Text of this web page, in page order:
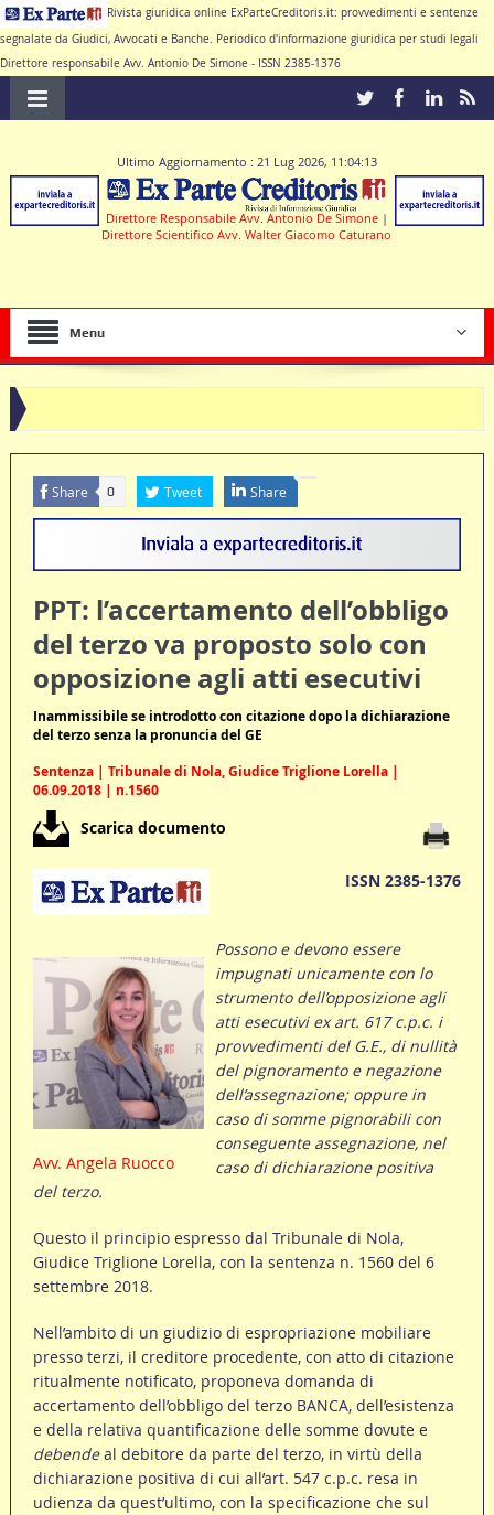
Rivista giuridica online ExParteCreditoris.it: provvedimenti e sentenze
segnalate da Giudici, Avvocati e Banche. Periodico d'informazione giuridica per studi legali
Direttore responsabile Avv. Antonio De Simone - ISSN 2385-1376
Ultimo Aggiornamento : 21 Lug 2026, 11:04:13
Direttore Responsabile Avv. Antonio De Simone |
Direttore Scientifico Avv. Walter Giacomo Caturano
Menu
nulle deve produrre il contratto di conto corrente
Share 0 Tweet Share
PPT: l’accertamento dell’obbligo
del terzo va proposto solo con
opposizione agli atti esecutivi
Inammissibile se introdotto con citazione dopo la dichiarazione
del terzo senza la pronuncia del GE
Sentenza | Tribunale di Nola, Giudice Triglione Lorella |
06.09.2018 | n.1560
Scarica documento
ISSN 2385-1376
Avv. Angela Ruocco
Possono e devono essere
impugnati unicamente con lo
strumento dell’opposizione agli
atti esecutivi ex art. 617 c.p.c. i
provvedimenti del G.E., di nullità
del pignoramento e negazione
dell’assegnazione; oppure in
caso di somme pignorabili con
conseguente assegnazione, nel
caso di dichiarazione positiva
del terzo.
Questo il principio espresso dal Tribunale di Nola,
Giudice Triglione Lorella, con la sentenza n. 1560 del 6
settembre 2018.
Nell’ambito di un giudizio di espropriazione mobiliare
presso terzi, il creditore procedente, con atto di citazione
ritualmente notificato, proponeva domanda di
accertamento dell’obbligo del terzo BANCA, dell’esistenza
e della relativa quantificazione delle somme dovute e
debendeal debitore da parte del terzo, in virtù della
dichiarazione positiva di cui all’art. 547 c.p.c. resa in
udienza da quest’ultimo, con la specificazione che sul